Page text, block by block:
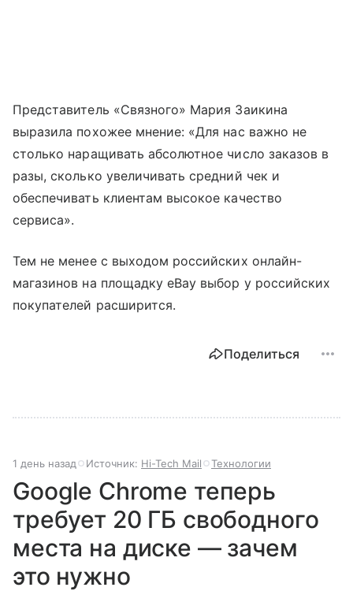
Представитель «Связного» Мария Заикина
выразила похожее мнение: «Для нас важно не
столько наращивать абсолютное число заказов в
разы, сколько увеличивать средний чек и
обеспечивать клиентам высокое качество
сервиса».
Тем не менее с выходом российских онлайн-
магазинов на площадку eBay выбор у российских
покупателей расширится.
Поделиться
1 день назад Источник: Hi-Tech Mail Технологии
Google Chrome теперь
требует 20 ГБ свободного
места на диске — зачем
это нужно